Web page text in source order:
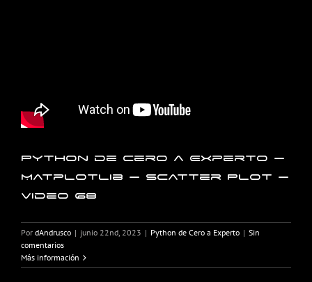
Python de Cero a Experto –
Matplotlib – Scatter Plot –
Video 68
Por dAndrusco | junio 22nd, 2023 | Python de Cero a Experto | Sin
comentarios
Más información